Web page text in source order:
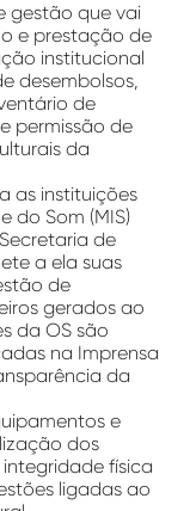
gestão que vai
e prestação de
institucional
desembolsos,
de
permissão de
da
as instituições
do Som (MIS)
de
a ela suas
de
gerados ao
da OS são
na Imprensa
da
e
dos
física
ligadas ao